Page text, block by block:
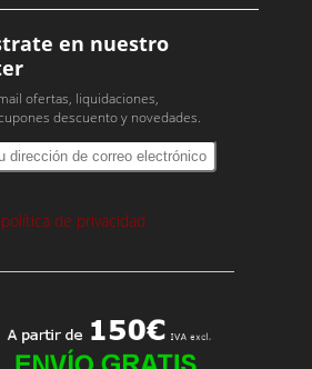
en nuestro
ofertas, liquidaciones,
descuento y novedades.
política de privacidad